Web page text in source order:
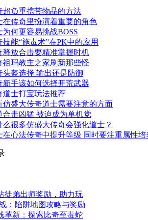
超负重携带物品的方法
在传奇里扮演着重要的角色
为何更容易挑战BOSS
技能“施毒术”在PK中的应用
释放合击要精准掌握时机
祖玛教主之家刷新那些怪
头盔选择 输出还是防御
新手该如何选择开荒武器
道士打宝玩法推荐
仿盛大传奇道士需要注意的方面
合击凶猛 被迫成为单机党
么很多仿盛大传奇会强化道士？
在心法传奇中提升等级 同时要注重属性培
徒弟出师奖励，助力玩
：陷阱地图攻略与奖励
革新：探索比奇至毒蛇